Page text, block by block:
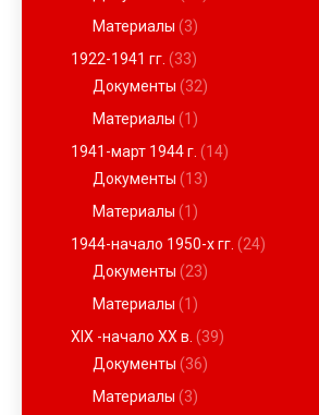
Материалы (3)
1922-1941 гг. (33)
Документы (32)
Материалы (1)
1941-март 1944 г. (14)
Документы (13)
Материалы (1)
1944-начало 1950-х гг. (24)
Документы (23)
Материалы (1)
XIX -начало ХХ в. (39)
Документы (36)
Материалы (3)